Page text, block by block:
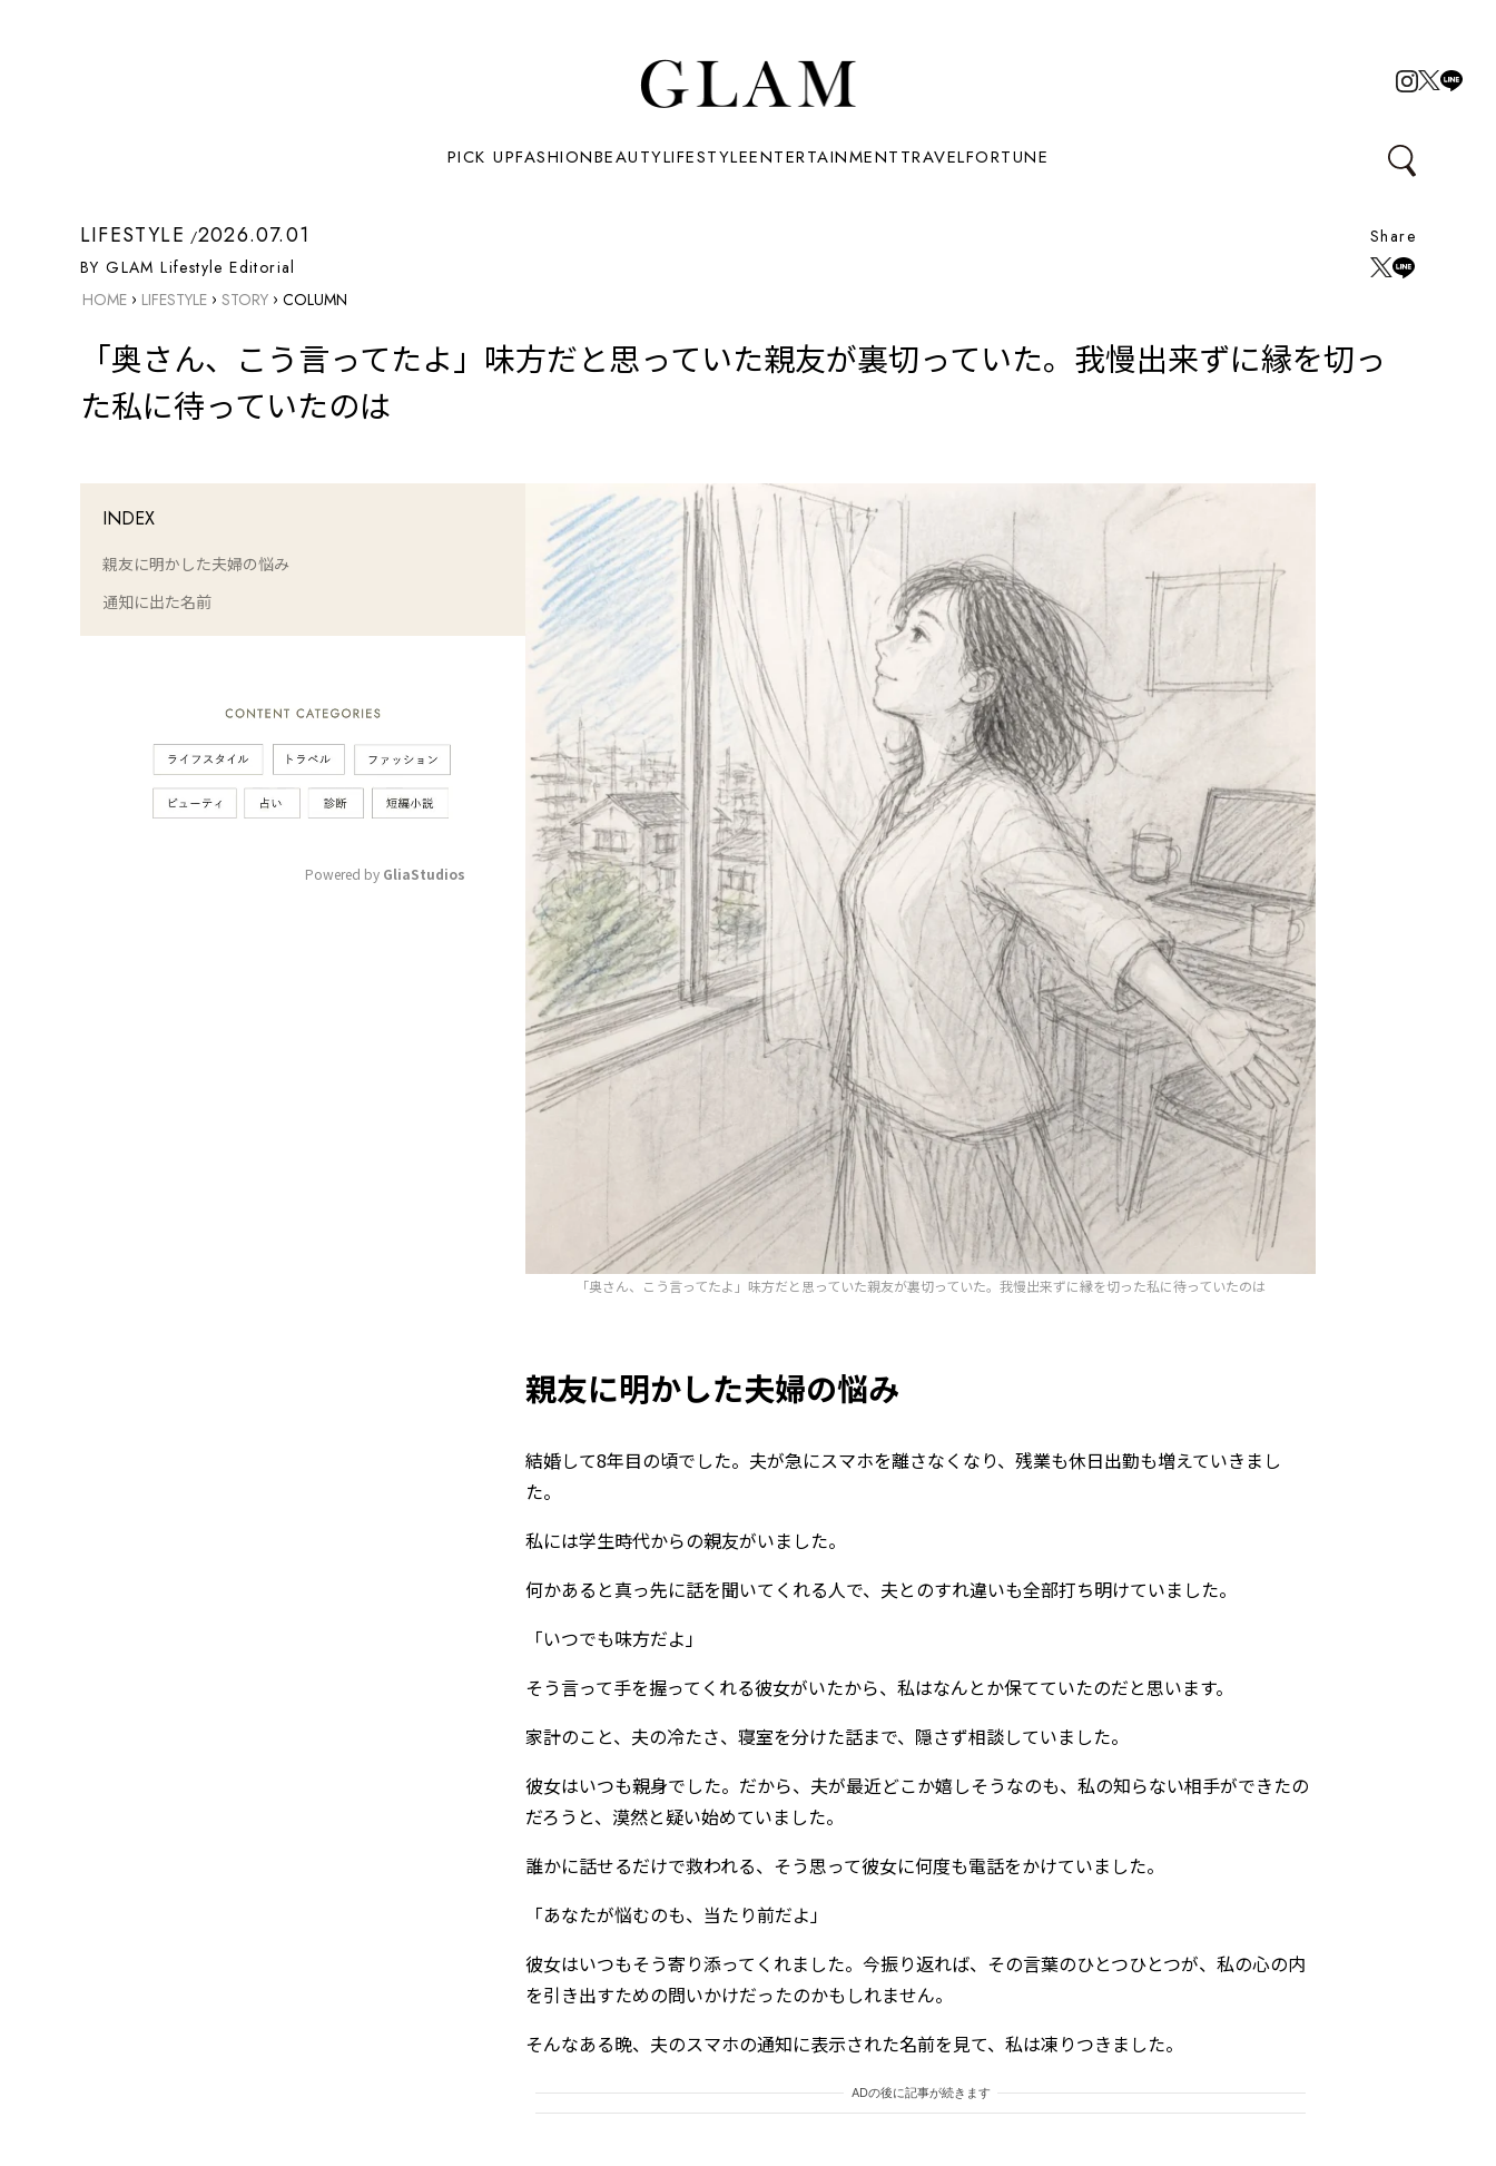
PICK UPFASHIONBEAUTYLIFESTYLEENTERTAINMENTTRAVELFORTUNE
LIFESTYLE 2026.07.01
BY GLAM Lifestyle Editorial
Share
HOME › LIFESTYLE › STORY › COLUMN
「奥さん、こう言ってたよ」味方だと思っていた親友が裏切っていた。我慢出来ずに縁を切っ
た私に待っていたのは
INDEX
親友に明かした夫婦の悩み
通知に出た名前
Powered by GliaStudios
「奥さん、こう言ってたよ」味方だと思っていた親友が裏切っていた。我慢出来ずに縁を切った私に待っていたのは
親友に明かした夫婦の悩み
結婚して8年目の頃でした。夫が急にスマホを離さなくなり、残業も休日出勤も増えていきまし
た。
私には学生時代からの親友がいました。
何かあると真っ先に話を聞いてくれる人で、夫とのすれ違いも全部打ち明けていました。
「いつでも味方だよ」
そう言って手を握ってくれる彼女がいたから、私はなんとか保てていたのだと思います。
家計のこと、夫の冷たさ、寝室を分けた話まで、隠さず相談していました。
彼女はいつも親身でした。だから、夫が最近どこか嬉しそうなのも、私の知らない相手ができたの
だろうと、漠然と疑い始めていました。
誰かに話せるだけで救われる、そう思って彼女に何度も電話をかけていました。
「あなたが悩むのも、当たり前だよ」
彼女はいつもそう寄り添ってくれました。今振り返れば、その言葉のひとつひとつが、私の心の内
を引き出すための問いかけだったのかもしれません。
そんなある晩、夫のスマホの通知に表示された名前を見て、私は凍りつきました。
ADの後に記事が続きます